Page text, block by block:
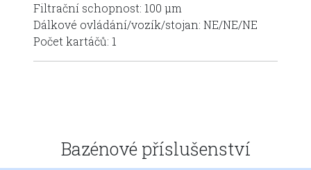
Filtrační schopnost: 100 μm
Dálkové ovládání/vozík/stojan: NE/NE/NE
Počet kartáčů: 1
Bazénové příslušenství